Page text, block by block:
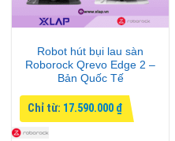
Robot hút bụi lau sàn
Roborock Qrevo Edge 2 –
Bản Quốc Tế
Chỉ từ: 17.590.000 ₫